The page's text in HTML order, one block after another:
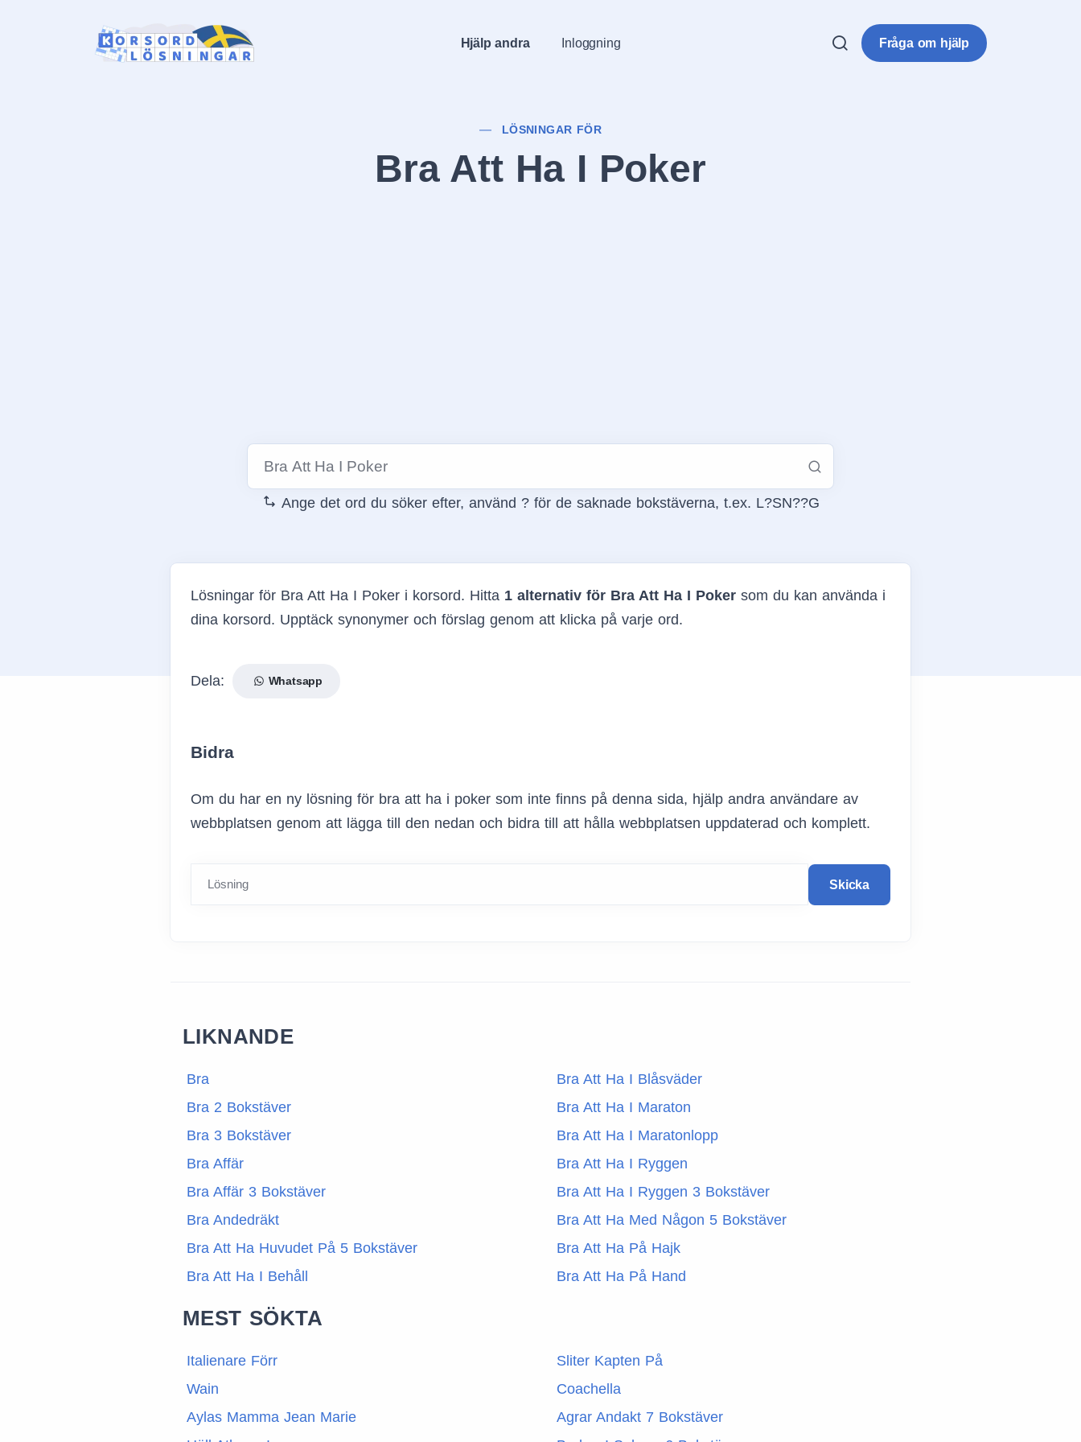
Hjälp andra Inloggning Fråga om hjälp
LÖSNINGAR FÖR
Bra Att Ha I Poker
Ange det ord du söker efter, använd ? för de saknade bokstäverna, t.ex. L?SN??G
Lösningar för Bra Att Ha I Poker i korsord. Hitta 1 alternativ för Bra Att Ha I Poker som du kan använda i
dina korsord. Upptäck synonymer och förslag genom att klicka på varje ord.
Dela: Whatsapp
Bidra
Om du har en ny lösning för bra att ha i poker som inte finns på denna sida, hjälp andra användare av
webbplatsen genom att lägga till den nedan och bidra till att hålla webbplatsen uppdaterad och komplett.
Lösning Skicka
LIKNANDE
Bra
Bra 2 Bokstäver
Bra 3 Bokstäver
Bra Affär
Bra Affär 3 Bokstäver
Bra Andedräkt
Bra Att Ha Huvudet På 5 Bokstäver
Bra Att Ha I Behåll
Bra Att Ha I Blåsväder
Bra Att Ha I Maraton
Bra Att Ha I Maratonlopp
Bra Att Ha I Ryggen
Bra Att Ha I Ryggen 3 Bokstäver
Bra Att Ha Med Någon 5 Bokstäver
Bra Att Ha På Hajk
Bra Att Ha På Hand
MEST SÖKTA
Italienare Förr
Wain
Aylas Mamma Jean Marie
Sliter Kapten På
Coachella
Agrar Andakt 7 Bokstäver